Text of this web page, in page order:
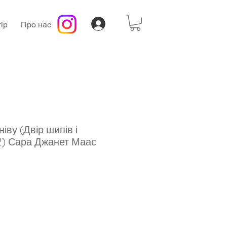
Про нас
(Двір шипів і
Сара Джанет Маас